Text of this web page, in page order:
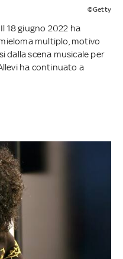
©Getty
18 giugno 2022 ha
multiplo, motivo
dalla scena musicale per
ha continuato a